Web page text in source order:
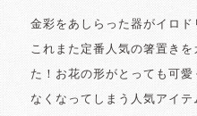
金彩をあしらった器がイロ
これまた定番人気の箸置き
た！お花の形がとっても可
なくなってしまう人気アイ